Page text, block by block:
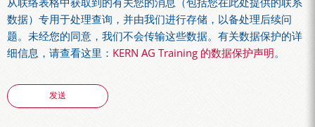
数据）专用于处理查询，并由我们进行存储，以备处理后续问
题。未经您的同意，我们不会传输这些数据。有关数据保护的详
细信息，请查看这里： KERN AG Training 的数据保护声明。